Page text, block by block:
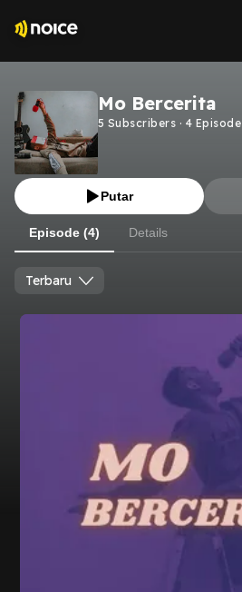
Mo Bercerita
5 Subscribers · 4 Episode
Putar
Episode (4) Details
Terbaru